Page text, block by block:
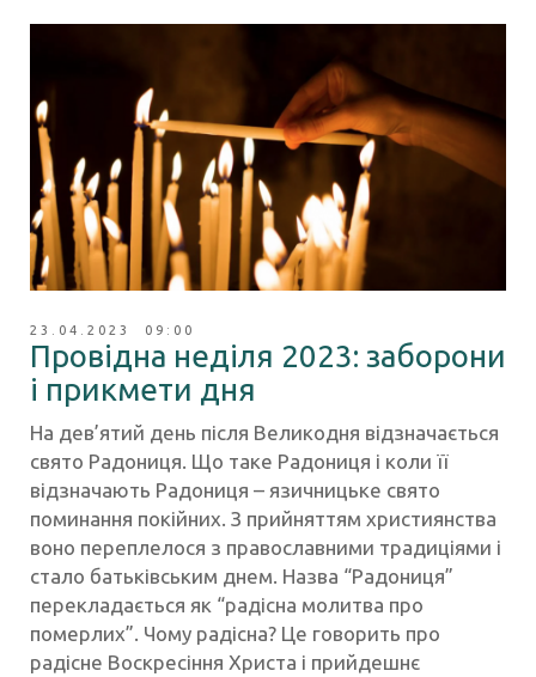
23.04.2023 09:00
Провідна неділя 2023: заборони
і прикмети дня
На дев’ятий день після Великодня відзначається
свято Радониця. Що таке Радониця і коли її
відзначають Радониця – язичницьке свято
поминання покійних. З прийняттям християнства
воно переплелося з православними традиціями і
стало батьківським днем. Назва “Радониця”
перекладається як “радісна молитва про
померлих”. Чому радісна? Це говорить про
радісне Воскресіння Христа і прийдешнє